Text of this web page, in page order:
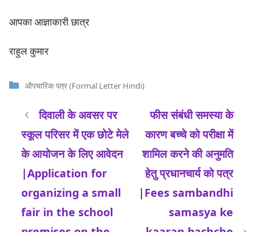
आपका आज्ञाकारी छात्र
राहुल कुमार
Categories
औपचारिक पत्र (Formal Letter Hindi)
दिवाली के अवसर पर
स्कूल परिसर में एक छोटे मेले
के आयोजन के लिए आवेदन
|Application for
organizing a small
fair in the school
फीस संबंधी समस्या के
कारण बच्चे को परीक्षा में
शामिल करने की अनुमति
हेतु प्रधानचार्य को पत्र
|Fees sambandhi
samasya ke